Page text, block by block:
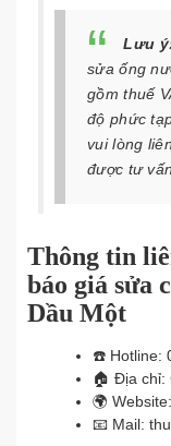
Lưu
sửa ống
gồm thuế
độ phức
vui lòng
được tư
Thông tin
báo giá sửa
Dầu Một
☎️ Hotline:
🏠 Địa chỉ:
🌍 Website:
📧 Mail: